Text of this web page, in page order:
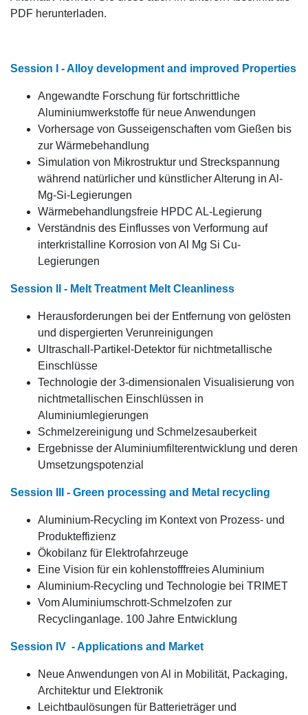
PDF herunterladen.
Session I - Alloy development and improved Properties
Angewandte Forschung für fortschrittliche
Aluminiumwerkstoffe für neue Anwendungen
Vorhersage von Gusseigenschaften vom Gießen bis
zur Wärmebehandlung
Simulation von Mikrostruktur und Streckspannung
während natürlicher und künstlicher Alterung in Al-
Mg-Si-Legierungen
Wärmebehandlungsfreie HPDC AL-Legierung
Verständnis des Einflusses von Verformung auf
interkristalline Korrosion von Al Mg Si Cu-
Legierungen
Session II - Melt Treatment Melt Cleanliness
Herausforderungen bei der Entfernung von gelösten
und dispergierten Verunreinigungen
Ultraschall-Partikel-Detektor für nichtmetallische
Einschlüsse
Technologie der 3-dimensionalen Visualisierung von
nichtmetallischen Einschlüssen in
Aluminiumlegierungen
Schmelzereinigung und Schmelzesauberkeit
Ergebnisse der Aluminiumfilterentwicklung und deren
Umsetzungspotenzial
Session III - Green processing and Metal recycling
Aluminium-Recycling im Kontext von Prozess- und
Produkteffizienz
Ökobilanz für Elektrofahrzeuge
Eine Vision für ein kohlenstofffreies Aluminium
Aluminium-Recycling und Technologie bei TRIMET
Vom Aluminiumschrott-Schmelzofen zur
Recyclinganlage. 100 Jahre Entwicklung
Session IV - Applications and Market
Neue Anwendungen von Al in Mobilität, Packaging,
Architektur und Elektronik
Leichtbaulösungen für Batterieträger und